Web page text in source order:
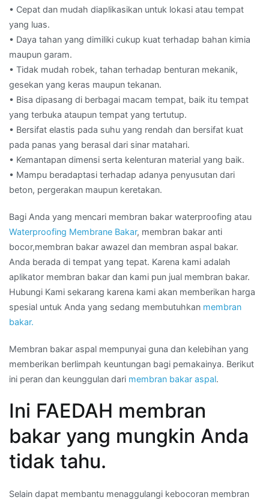
• Cepat dan mudah diaplikasikan untuk lokasi atau tempat
yang luas.
• Daya tahan yang dimiliki cukup kuat terhadap bahan kimia
maupun garam.
• Tidak mudah robek, tahan terhadap benturan mekanik,
gesekan yang keras maupun tekanan.
• Bisa dipasang di berbagai macam tempat, baik itu tempat
yang terbuka ataupun tempat yang tertutup.
• Bersifat elastis pada suhu yang rendah dan bersifat kuat
pada panas yang berasal dari sinar matahari.
• Kemantapan dimensi serta kelenturan material yang baik.
• Mampu beradaptasi terhadap adanya penyusutan dari
beton, pergerakan maupun keretakan.
Bagi Anda yang mencari membran bakar waterproofing atau
Waterproofing Membrane Bakar, membran bakar anti
bocor,membran bakar awazel dan membran aspal bakar.
Anda berada di tempat yang tepat. Karena kami adalah
aplikator membran bakar dan kami pun jual membran bakar.
Hubungi Kami sekarang karena kami akan memberikan harga
spesial untuk Anda yang sedang membutuhkan membran
bakar.
Membran bakar aspal mempunyai guna dan kelebihan yang
memberikan berlimpah keuntungan bagi pemakainya. Berikut
ini peran dan keunggulan dari membran bakar aspal.
Ini FAEDAH membran
bakar yang mungkin Anda
tidak tahu.
Selain dapat membantu menaggulangi kebocoran membran